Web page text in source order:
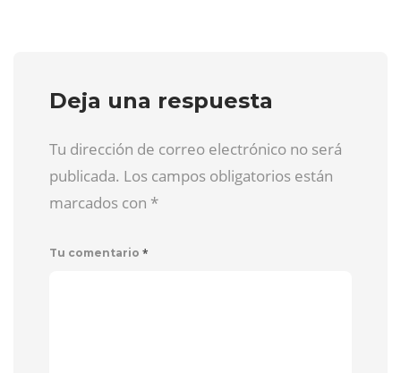
Deja una respuesta
Tu dirección de correo electrónico no será
publicada. Los campos obligatorios están
marcados con *
Tu comentario *